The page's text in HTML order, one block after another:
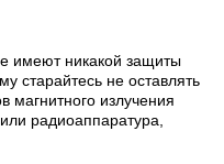
имеют никакой защиты
старайтесь не оставлять
магнитного излучения
радиоаппаратура,